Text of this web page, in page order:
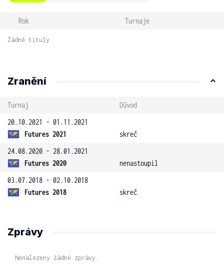
Rok Turnaje
Žádné tituly
Zranění
Turnaj
Důvod
20.10.2021 - 01.11.2021
Futures 2021
skreč
24.08.2020 - 28.01.2021
Futures 2020
nenastoupil
03.07.2018 - 02.10.2018
Futures 2018
skreč
Zprávy
Nenalezeny žádné zprávy.